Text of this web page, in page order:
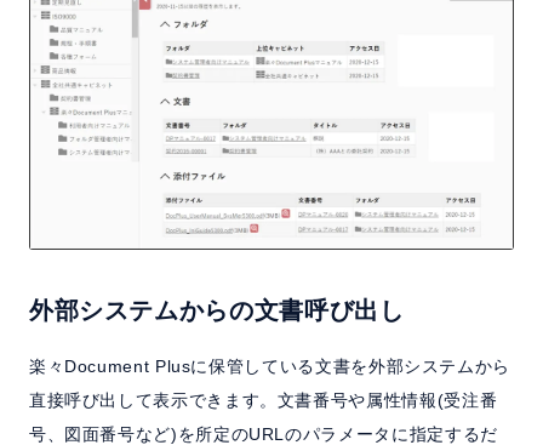
外部システムからの文書呼び出し
楽々Document Plusに保管している文書を外部システムから
直接呼び出して表示できます。文書番号や属性情報(受注番
号、図面番号など)を所定のURLのパラメータに指定するだ